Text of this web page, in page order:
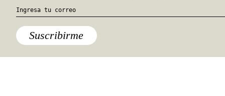
hola@travesiasmedia.com